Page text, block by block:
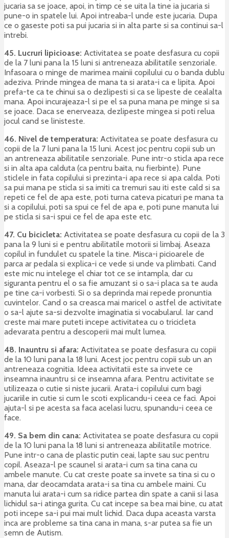
jucaria sa se joace, apoi, in timp ce se uita la tine ia jucaria si
pune-o in spatele lui. Apoi intreaba-l unde este jucaria. Dupa
ce o gaseste poti sa pui jucaria si in alta parte si sa continui sa-l
intrebi.
45. Lucruri lipicioase: Activitatea se poate desfasura cu copii
de la 7 luni pana la 15 luni si antreneaza abilitatile senzoriale.
Infasoara o minge de marimea mainii copilului cu o banda dublu
adeziva. Prinde mingea de mana ta si arata-i ca e lipita. Apoi
prefa-te ca te chinui sa o dezlipesti si ca se lipeste de cealalta
mana. Apoi incurajeaza-l si pe el sa puna mana pe minge si sa
se joace. Daca se enerveaza, dezlipeste mingea si poti relua
jocul cand se linisteste.
46. Nivel de temperatura: Activitatea se poate desfasura cu
copii de la 7 luni pana la 15 luni. Acest joc pentru copii sub un
an antreneaza abilitatile senzoriale. Pune intr-o sticla apa rece
si in alta apa calduta (ca pentru baita, nu fierbinte). Pune
sticlele in fata copilului si prezinta-i apa rece si apa calda. Poti
sa pui mana pe sticla si sa imiti ca tremuri sau iti este cald si sa
repeti ce fel de apa este, poti turna cateva picaturi pe mana ta
si a copilului, poti sa spui ce fel de apa e, poti pune manuta lui
pe sticla si sa-i spui ce fel de apa este etc.
47. Cu bicicleta: Activitatea se poate desfasura cu copii de la 3
pana la 9 luni si e pentru abilitatile motorii si limbaj. Aseaza
copilul in fundulet cu spatele la tine. Misca-i picioarele de
parca ar pedala si explica-i ce vede si unde va plimbati. Cand
este mic nu intelege el chiar tot ce se intampla, dar cu
siguranta pentru el o sa fie amuzant si o sa-i placa sa te auda
pe tine ca-i vorbesti. Si o sa deprinda mai repede pronuntia
cuvintelor. Cand o sa creasca mai maricel o astfel de activitate
o sa-l ajute sa-si dezvolte imaginatia si vocabularul. Iar cand
creste mai mare puteti incepe activitatea cu o tricicleta
adevarata pentru a descoperii mai mult lumea.
48. Inauntru si afara: Activitatea se poate desfasura cu copii
de la 10 luni pana la 18 luni. Acest joc pentru copii sub un an
antreneaza cognitia. Ideea activitatii este sa invete ce
inseamna inauntru si ce inseamna afara. Pentru activitate se
utilizeaza o cutie si niste jucarii. Arata-i copilului cum bagi
jucariile in cutie si cum le scoti explicandu-i ceea ce faci. Apoi
ajuta-l si pe acesta sa faca acelasi lucru, spunandu-i ceea ce
face.
49. Sa bem din cana: Activitatea se poate desfasura cu copii
de la 10 luni pana la 18 luni si antreneaza abilitatile motrice.
Pune intr-o cana de plastic putin ceai, lapte sau suc pentru
copil. Aseaza-l pe scaunel si arata-i cum sa tina cana cu
ambele manute. Cu cat creste poate sa invete sa tina si cu o
mana, dar deocamdata arata-i sa tina cu ambele maini. Cu
manuta lui arata-i cum sa ridice partea din spate a canii si lasa
lichidul sa-i atinga gurita. Cu cat incepe sa bea mai bine, cu atat
poti incepe sa-i pui mai mult lichid. Daca dupa aceasta varsta
inca are probleme sa tina cana in mana, s-ar putea sa fie un
semn de Autism.